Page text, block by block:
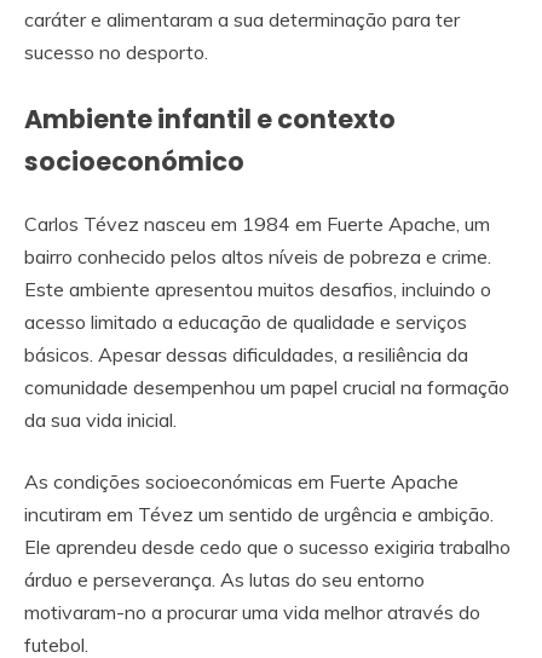
caráter e alimentaram a sua determinação para ter
sucesso no desporto.
Ambiente infantil e contexto
socioeconómico
Carlos Tévez nasceu em 1984 em Fuerte Apache, um
bairro conhecido pelos altos níveis de pobreza e crime.
Este ambiente apresentou muitos desafios, incluindo o
acesso limitado a educação de qualidade e serviços
básicos. Apesar dessas dificuldades, a resiliência da
comunidade desempenhou um papel crucial na formação
da sua vida inicial.
As condições socioeconómicas em Fuerte Apache
incutiram em Tévez um sentido de urgência e ambição.
Ele aprendeu desde cedo que o sucesso exigiria trabalho
árduo e perseverança. As lutas do seu entorno
motivaram-no a procurar uma vida melhor através do
futebol.